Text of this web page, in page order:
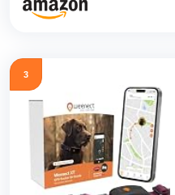
3